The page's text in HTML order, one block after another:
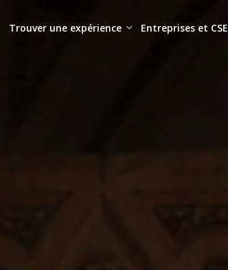
Trouver une expérience Entreprises et CSE